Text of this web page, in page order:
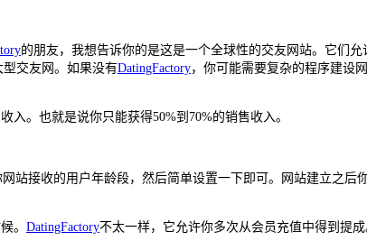
的朋友，我想告诉你的是这是一个全球性的交友网站。它们允
交友网。如果没有DatingFactory，你可能需要复杂的程序建设
。也就是说你只能获得50%到70%的销售收入。
站接收的用户年龄段，然后简单设置一下即可。网站建立之后
。 DatingFactory不太一样，它允许你多次从会员充值中得到提成